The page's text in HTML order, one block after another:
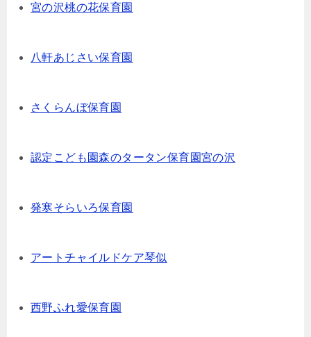
宮の沢桃の花保育園
八軒あじさい保育園
さくらんぼ保育園
認定こども園森のタータン保育園宮の沢
発寒そらいろ保育園
アートチャイルドケア琴似
西野ふれ愛保育園